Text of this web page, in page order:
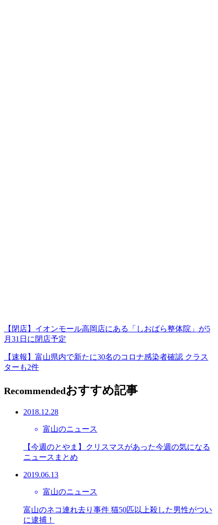
【閉店】イオンモール高岡店にある「しおばら整体院」が5
月31日に閉店予定
【速報】富山県内で新たに30名のコロナ感染者確認 クラス
ターも2件
Recommendedおすすめ記事
2018.12.28
富山のニュース
【今週のとやま】クリスマスがあった今週の気になる
ニュースまとめ
2019.06.13
富山のニュース
富山のネコ連れ去り事件 猫50匹以上殺した男性がつい
に逮捕！